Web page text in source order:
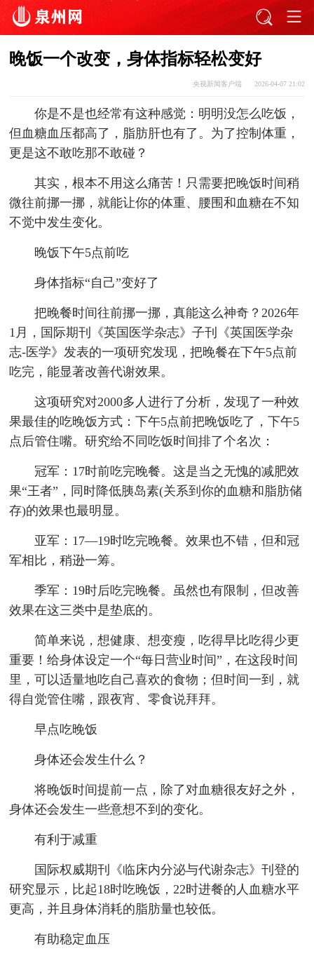
晚饭一个改变，身体指标轻松变好
央视新闻客户端 2026-04-07 21:02
你是不是也经常有这种感觉：明明没怎么吃饭，
但血糖血压都高了，脂肪肝也有了。为了控制体重，
更是这不敢吃那不敢碰？
其实，根本不用这么痛苦！只需要把晚饭时间稍
微往前挪一挪，就能让你的体重、腰围和血糖在不知
不觉中发生变化。
晚饭下午5点前吃
身体指标“自己”变好了
把晚餐时间往前挪一挪，真能这么神奇？2026年
1月，国际期刊《英国医学杂志》子刊《英国医学杂
志-医学》发表的一项研究发现，把晚餐在下午5点前
吃完，能显著改善代谢效果。
这项研究对2000多人进行了分析，发现了一种效
果最佳的吃晚饭方式：下午5点前把晚饭吃了，下午5
点后管住嘴。研究给不同吃饭时间排了个名次：
冠军：17时前吃完晚餐。这是当之无愧的减肥效
果“王者”，同时降低胰岛素(关系到你的血糖和脂肪储
存)的效果也最明显。
亚军：17—19时吃完晚餐。效果也不错，但和冠
军相比，稍逊一筹。
季军：19时后吃完晚餐。虽然也有限制，但改善
效果在这三类中是垫底的。
简单来说，想健康、想变瘦，吃得早比吃得少更
重要！给身体设定一个“每日营业时间”，在这段时间
里，可以适量地吃自己喜欢的食物；但时间一到，就
得自觉管住嘴，跟夜宵、零食说拜拜。
早点吃晚饭
身体还会发生什么？
将晚饭时间提前一点，除了对血糖很友好之外，
身体还会发生一些意想不到的变化。
有利于减重
国际权威期刊《临床内分泌与代谢杂志》刊登的
研究显示，比起18时吃晚饭，22时进餐的人血糖水平
更高，并且身体消耗的脂肪量也较低。
有助稳定血压